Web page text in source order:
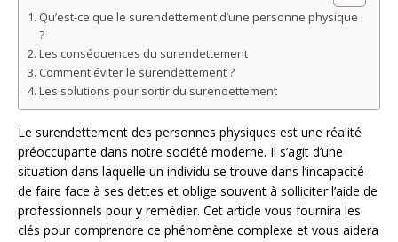
Qu’est-ce que le surendettement d’une personne physique
?
Les conséquences du surendettement
Comment éviter le surendettement ?
Les solutions pour sortir du surendettement
Le surendettement des personnes physiques est une réalité
préoccupante dans notre société moderne. Il s’agit d’une
situation dans laquelle un individu se trouve dans l’incapacité
de faire face à ses dettes et oblige souvent à solliciter l’aide de
professionnels pour y remédier. Cet article vous fournira les
clés pour comprendre ce phénomène complexe et vous aidera